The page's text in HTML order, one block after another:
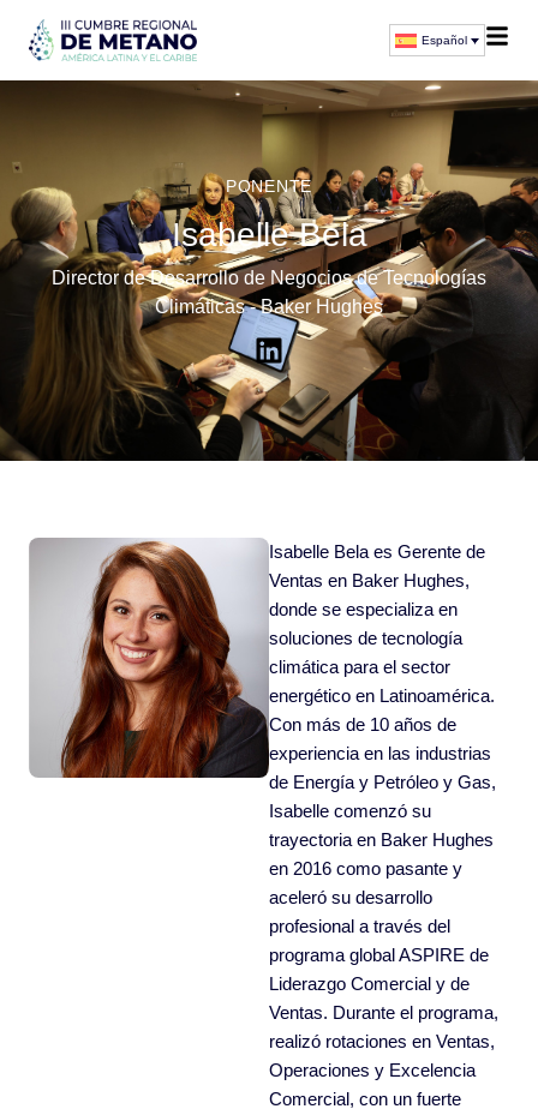
Español
PONENTE
Isabelle Bela
Director de Desarrollo de Negocios de Tecnologías
Climáticas - Baker Hughes
Isabelle Bela es Gerente de
Ventas en Baker Hughes,
donde se especializa en
soluciones de tecnología
climática para el sector
energético en Latinoamérica.
Con más de 10 años de
experiencia en las industrias
de Energía y Petróleo y Gas,
Isabelle comenzó su
trayectoria en Baker Hughes
en 2016 como pasante y
aceleró su desarrollo
profesional a través del
programa global ASPIRE de
Liderazgo Comercial y de
Ventas. Durante el programa,
realizó rotaciones en Ventas,
Operaciones y Excelencia
Comercial, con un fuerte